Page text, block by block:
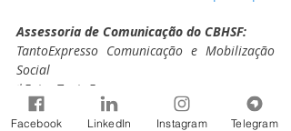
Assessoria de Comunicação do CBHSF:
TantoExpresso Comunicação e Mobilização
Social
*Foto: TantoExpresso
Notícias
Facebook LinkedIn Instagram Telegram